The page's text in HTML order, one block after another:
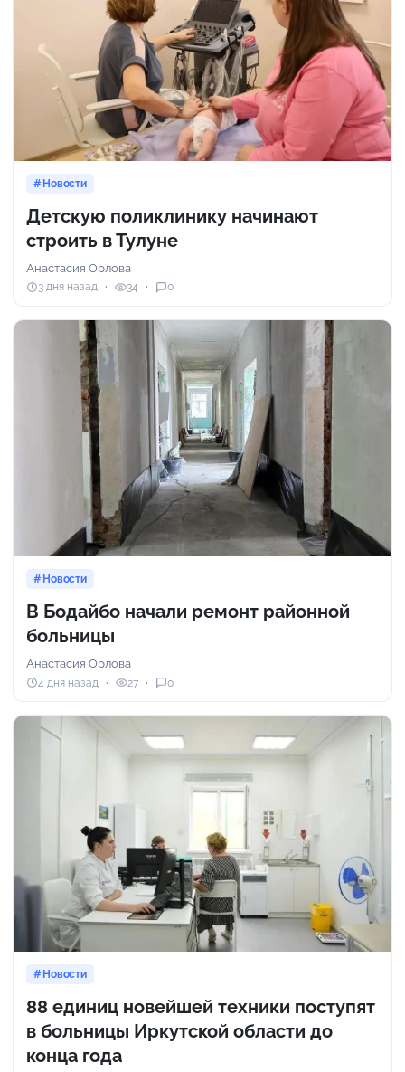
Новости
Детскую поликлинику начинают
строить в Тулуне
Анастасия Орлова
3 дня назад 34 0
Новости
В Бодайбо начали ремонт районной
больницы
Анастасия Орлова
4 дня назад 27 0
Новости
88 единиц новейшей техники поступят
в больницы Иркутской области до
конца года